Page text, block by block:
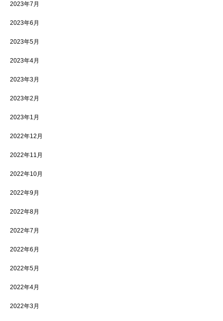
2023年7月
2023年6月
2023年5月
2023年4月
2023年3月
2023年2月
2023年1月
2022年12月
2022年11月
2022年10月
2022年9月
2022年8月
2022年7月
2022年6月
2022年5月
2022年4月
2022年3月